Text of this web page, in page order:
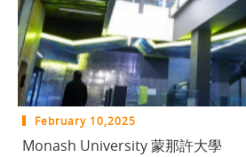
February 10,2025
Monash University 蒙那許大學